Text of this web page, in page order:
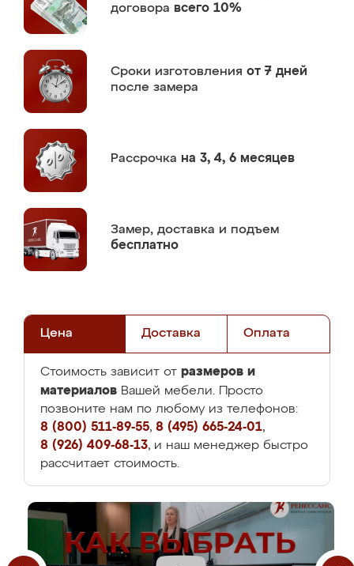
договора всего 10%
Сроки изготовления от 7 дней
после замера
Рассрочка на 3, 4, 6 месяцев
Замер, доставка и подъем
бесплатно
Цена Доставка Оплата
Стоимость зависит от размеров и
материалов Вашей мебели. Просто
позвоните нам по любому из телефонов:
8 (800) 511-89-55, 8 (495) 665-24-01,
8 (926) 409-68-13, и наш менеджер быстро
рассчитает стоимость.